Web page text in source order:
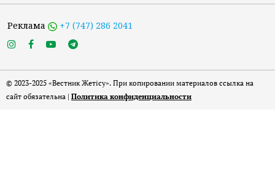
Реклама +7 (747) 286 2041
© 2023-2025 «Вестник Жетісу». При копировании материалов ссылка на
сайт обязательна | Политика конфиденциальности